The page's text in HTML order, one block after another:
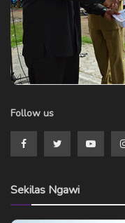
Follow us
Sekilas Ngawi